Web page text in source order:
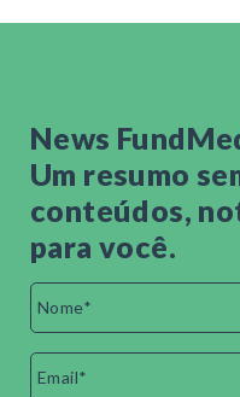
News
Um resumo
conteúdos,
para você.